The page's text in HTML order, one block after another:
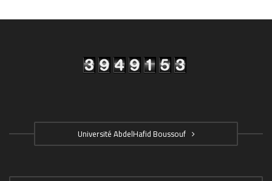
Université AbdelHafid Boussouf